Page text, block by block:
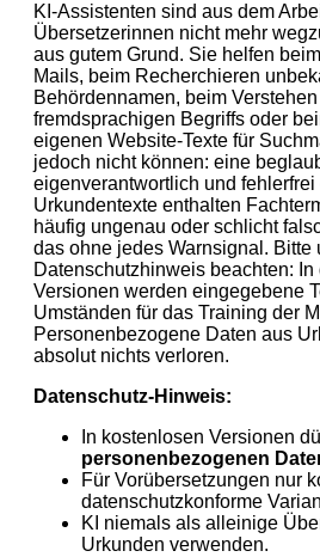
KI-Assistenten sind aus dem
Übersetzerinnen nicht mehr
aus gutem Grund. Sie helfen
Mails, beim Recherchieren
Behördennamen, beim
fremdsprachigen Begriffs oder
eigenen Website-Texte für
jedoch nicht können: eine
eigenverantwortlich und fehlerfrei
Urkundentexte enthalten
häufig ungenau oder schlicht
das ohne jedes Warnsignal. Bitte
Datenschutzhinweis beachten:
Versionen werden eingegebene
Umständen für das Training der
Personenbezogene Daten aus
absolut nichts verloren.
Datenschutz-Hinweis:
In kostenlosen Versionen
personenbezogenen
Für Vorübersetzungen nur
datenschutzkonforme
KI niemals als alleinige
Urkunden verwenden.